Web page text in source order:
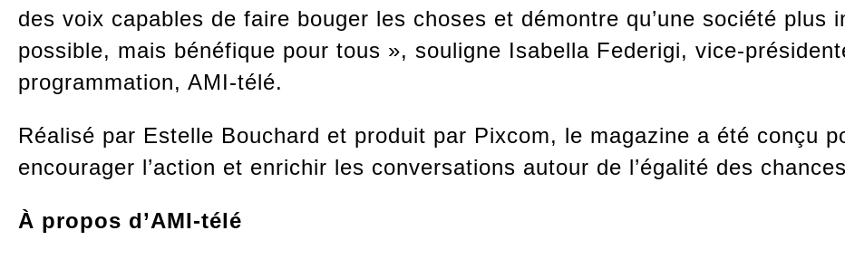
des voix capables de faire bouger les choses et démontre qu’une société plus
possible, mais bénéfique pour tous », souligne Isabella Federigi, vice-
programmation, AMI-télé.
Réalisé par Estelle Bouchard et produit par Pixcom, le magazine a été conçu
encourager l’action et enrichir les conversations autour de l’égalité des
À propos d’AMI-télé